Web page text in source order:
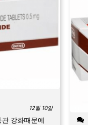
12월 10일
강화때문에